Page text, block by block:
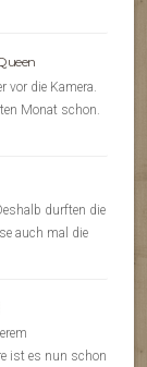
vor die Kamera.
Monat schon.
durften die
auch mal die
ist es nun schon